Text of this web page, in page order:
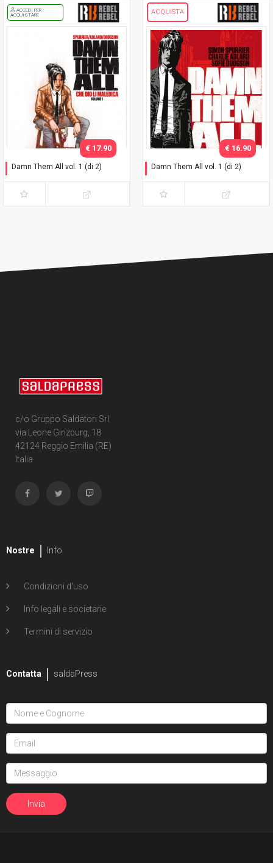
ACCEDI PER
ACQUISTARE
Damn Them All vol. 1 (di 2)
€ 17.90
ACQUISTA
Damn Them All vol. 1 (di 2)
€ 16.90
c/o Gruppo Saldatori Srl
via Leone Ginzburg, 18
42124 Reggio Emilia (RE)
Italia
Nostre Info
Condizioni d'uso
Info legali e societarie
Termini di servizio
Contatta saldaPress